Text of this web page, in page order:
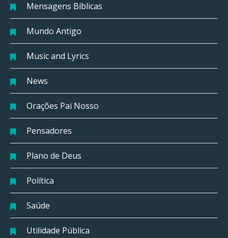
Mensagens Bíblicas
Mundo Antigo
Music and Lyrics
News
Orações Pai Nosso
Pensadores
Plano de Deus
Política
Saúde
Utilidade Pública